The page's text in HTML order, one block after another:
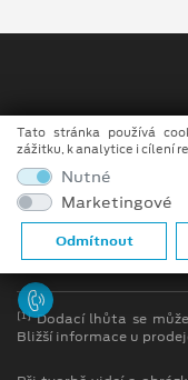
Copyright
Prohlášení o
[1]Dodací lhůta se
Bližší informace u
Tato stránka používá
zážitku, k analytice i cílení
Nutné
Marketingové
Odmítnout